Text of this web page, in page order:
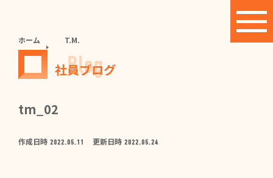
ホーム T.M.
Blog
社員ブログ
tm_02
作成日時 2022.05.11 更新日時 2022.05.24